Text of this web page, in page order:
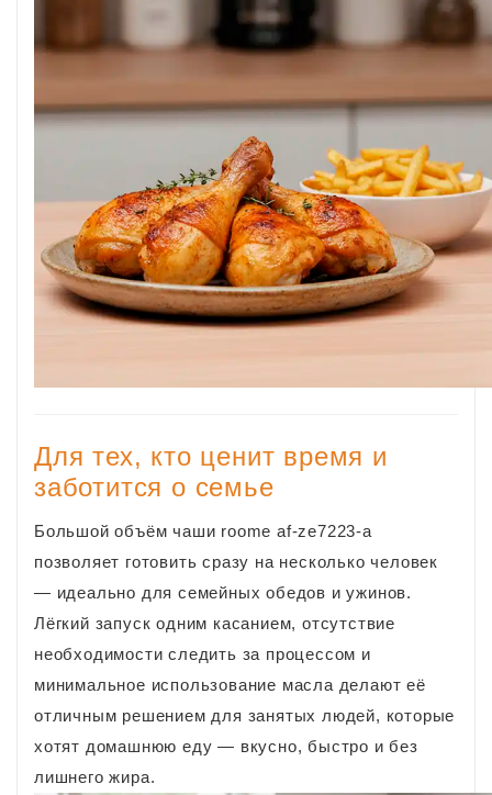
Для тех, кто ценит время и
заботится о семье
Большой объём чаши roome af‑ze7223-a
позволяет готовить сразу на несколько человек
— идеально для семейных обедов и ужинов.
Лёгкий запуск одним касанием, отсутствие
необходимости следить за процессом и
минимальное использование масла делают её
отличным решением для занятых людей, которые
хотят домашнюю еду — вкусно, быстро и без
лишнего жира.